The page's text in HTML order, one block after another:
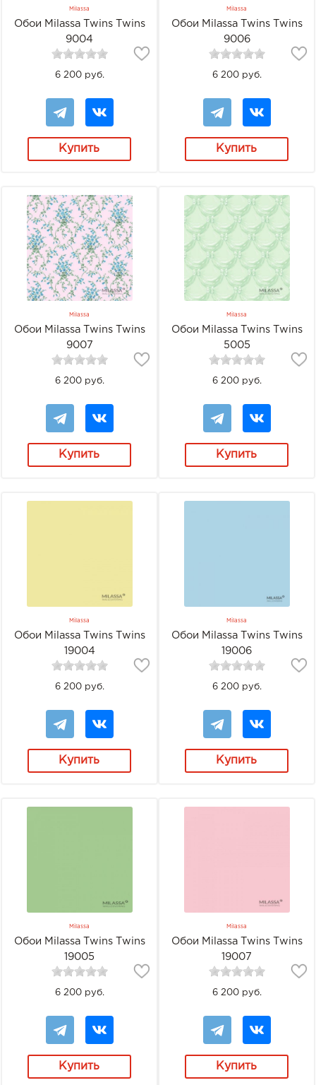
Milassa
Обои Milassa Twins Twins
9004
6 200 руб.
Купить
Milassa
Обои Milassa Twins Twins
9006
6 200 руб.
Купить
Milassa
Обои Milassa Twins Twins
9007
6 200 руб.
Купить
Milassa
Обои Milassa Twins Twins
5005
6 200 руб.
Купить
Milassa
Обои Milassa Twins Twins
19004
6 200 руб.
Купить
Milassa
Обои Milassa Twins Twins
19006
6 200 руб.
Купить
Milassa
Обои Milassa Twins Twins
19005
6 200 руб.
Купить
Milassa
Обои Milassa Twins Twins
19007
6 200 руб.
Купить